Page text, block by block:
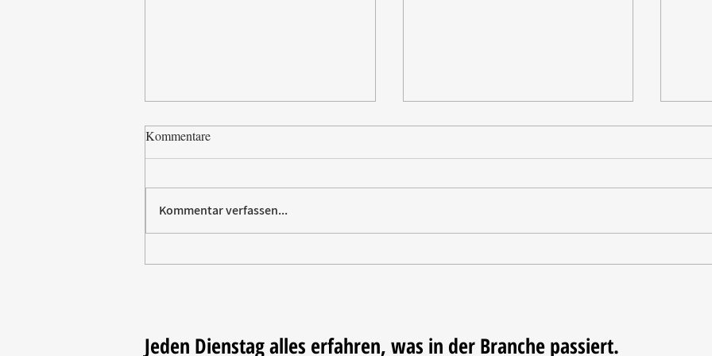
Paw Patrol erobert die
Tischdekoration mit Mehrwert:
Kommentare
Kommentar verfassen...
Jeden Dienstag alles erfahren, was in der Branche passiert.